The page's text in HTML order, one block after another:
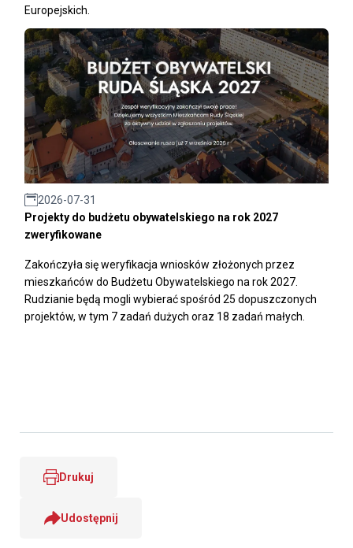
Europejskich.
2026-07-31
Projekty do budżetu obywatelskiego na rok 2027
zweryfikowane
Zakończyła się weryfikacja wniosków złożonych przez
mieszkańców do Budżetu Obywatelskiego na rok 2027.
Rudzianie będą mogli wybierać spośród 25 dopuszczonych
projektów, w tym 7 zadań dużych oraz 18 zadań małych.
Drukuj
Udostępnij